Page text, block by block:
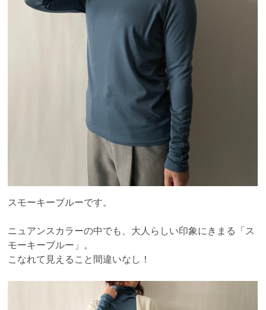
スモーキーブルーです。
ニュアンスカラーの中でも、大人らしい印象にきまる「ス
モーキーブルー」。
こなれて見えること間違いなし！